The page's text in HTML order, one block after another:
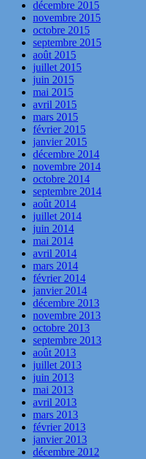
décembre 2015
novembre 2015
octobre 2015
septembre 2015
août 2015
juillet 2015
juin 2015
mai 2015
avril 2015
mars 2015
février 2015
janvier 2015
décembre 2014
novembre 2014
octobre 2014
septembre 2014
août 2014
juillet 2014
juin 2014
mai 2014
avril 2014
mars 2014
février 2014
janvier 2014
décembre 2013
novembre 2013
octobre 2013
septembre 2013
août 2013
juillet 2013
juin 2013
mai 2013
avril 2013
mars 2013
février 2013
janvier 2013
décembre 2012